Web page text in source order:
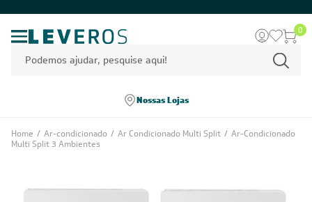
0
Nossas Lojas
Home / Ar-condicionado / Ar Condicionado Multi Split / Ar-Condicionado
Multi Split 3 Ambientes